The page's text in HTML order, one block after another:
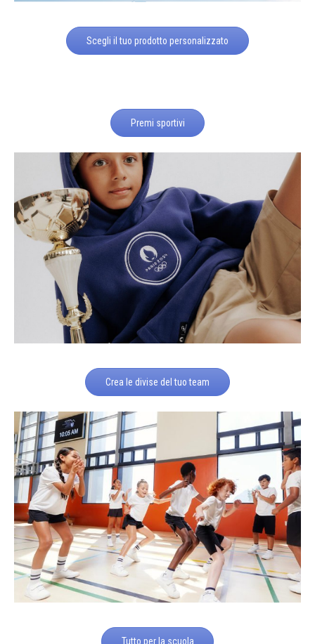
Scegli il tuo prodotto personalizzato
Premi sportivi
Crea le divise del tuo team
Tutto per la scuola